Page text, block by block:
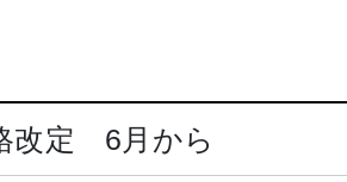
改定 6月から